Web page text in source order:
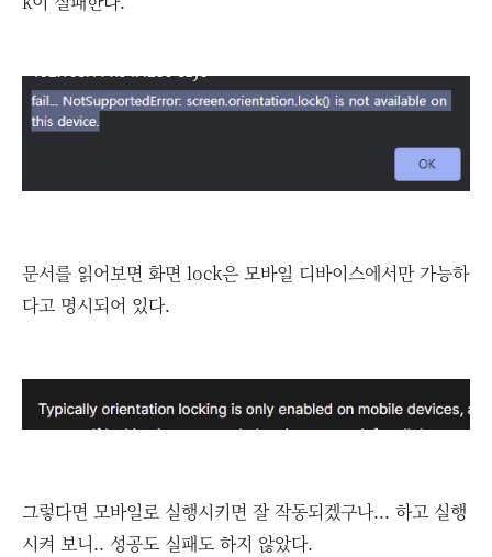
문서를 읽어보면 화면 lock은 모바일 디바이스에서만 가능하
다고 명시되어 있다.
그렇다면 모바일로 실행시키면 잘 작동되겠구나... 하고 실행
시켜 보니.. 성공도 실패도 하지 않았다.